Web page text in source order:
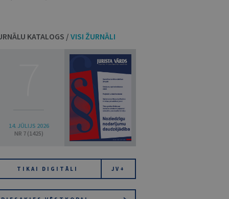
KATALOGS /VISI ŽURNĀLI
14. JŪLIJS 2026
NR 7 (1425)
TIKAI DIGITĀLI JV+